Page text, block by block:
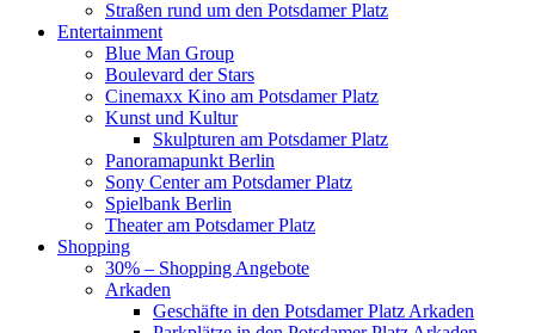
Straßen rund um den Potsdamer Platz
Entertainment
Blue Man Group
Boulevard der Stars
Cinemaxx Kino am Potsdamer Platz
Kunst und Kultur
Skulpturen am Potsdamer Platz
Panoramapunkt Berlin
Sony Center am Potsdamer Platz
Spielbank Berlin
Theater am Potsdamer Platz
Shopping
30% – Shopping Angebote
Arkaden
Geschäfte in den Potsdamer Platz Arkaden